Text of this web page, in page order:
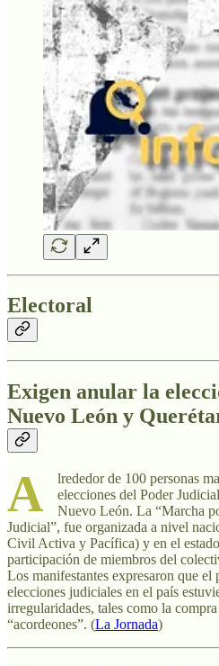
Electoral
Exigen anular la
Nuevo León y
A
lrededor de 100 personas
elecciones del Poder
Nuevo León. La “Marcha
Judicial”, fue organizada a nivel
Civil Activa y Pacífica) y en el
participación de miembros del
Los manifestantes expresaron que el
elecciones judiciales en el país
irregularidades, tales como la
“acordeones”. (La Jornada)